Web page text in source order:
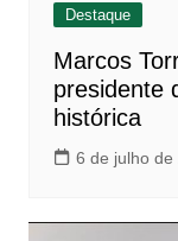
Destaque
Marcos
presidente
histórica
6 de julho de